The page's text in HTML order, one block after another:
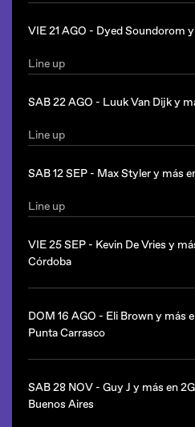
Thd+n
Cimarron
VIE 21 AGO - Dyed Soundorom
Line up
Momo Trosmanb2bGulp
Desde las 23hs.
Estilo: house.
Crobar es Marcelino Freyre s/n,
SAB 22 AGO - Luuk Van Dijk y
Line up
Agustín Clark
Mackinnon
Capoulat
Desde las 23hs.
Estilo: house.
Crobar es Marcelino Freyre s/n,
Palermo, Ciudad de Buenos Aires.
SAB 12 SEP - Max Styler y más
Line up
Discip
Hernalz
Desde las 23hs.
Vision será en Finca La Nonnina,
VIE 25 SEP - Kevin De Vries y
Córdoba
Kevin De Vries
(Alemania/
La Fabrica queda en Ruta E-64,
DOM 16 AGO - Eli Brown y más
Punta Carrasco
Eli Brown(UK)
D3fai
SAB 28 NOV - Guy J y más en
Buenos Aires